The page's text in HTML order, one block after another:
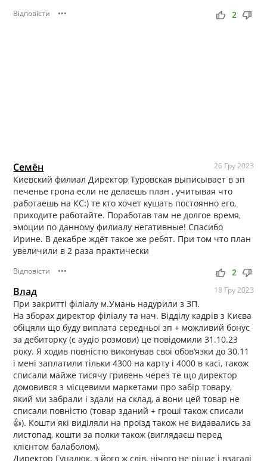
Відповісти ••• thumb_up thumb_down
2
Семён 26 Гру 2023
Киевский филиал Директор Туровская выписывает в зп
печенье грона если не делаешь план , учитывая что
работаешь на КС:) те кто хочет кушать постоянно его,
приходите работайте. Поработав там не долгое время,
эмоции по данному филиалу негативные! Спасибо
Ирине. В декабре ждёт такое же ребят. При том что план
увеличили в 2 раза практически
Відповісти ••• thumb_up thumb_down
2
Влад 18 Гру 2023
При закритті філіалу м.Умань надурили з ЗП.
На зборах директор філіалу та нач. Відділу кадрів з Києва
обіцяли що буду виплата середньої зп + можливий бонус
за дебиторку (є аудіо розмови) це повідомили 31.10.23
року. Я ходив повністю виконував свої обов’язки до 30.11
і мені заплатили тільки 4300 на карту і 4000 в касі, також
списали майже тисячу гривень через те що директор
домовився з місцевими маркетами про забір товару,
який ми забрали і здали на склад, а вони цей товар не
списали повністю (товар зданий + гроші також списали
👍). Кошти які виділяли на проїзд також не видавались за
листопад, кошти за полки також (виглядаєш перед
клієнтом балаболом).
Директор Гуцалюк, з його ж слів, нічого не рішає і взагалі